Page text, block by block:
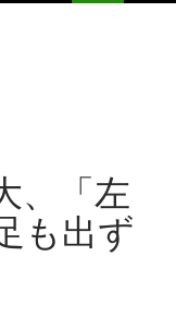
、「左
も出ず